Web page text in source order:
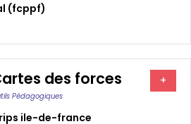
(fcppf)
des forces
Pédagogiques
ile-de-france
+